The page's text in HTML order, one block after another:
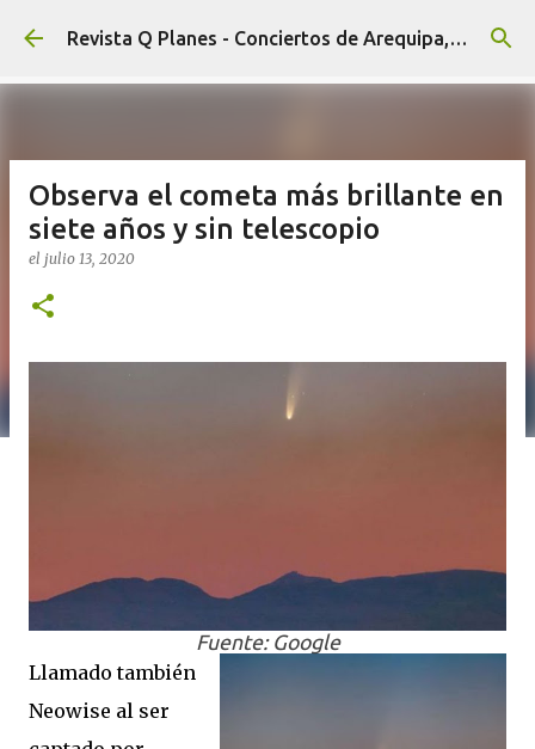
Ir al contenido principal Revista Q Planes - Conciertos de Arequipa, fiestas, eventos y Cultura
Observa el cometa más brillante en
siete años y sin telescopio
el julio 13, 2020
Fuente: Google
Llamado también
Neowise al ser